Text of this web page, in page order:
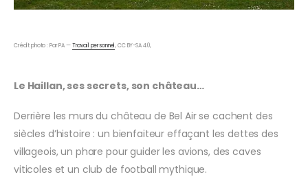
Crédit photo : Par PA —Travail personnel, CC BY-SA 4.0,
Le Haillan, ses secrets, son château…
Derrière les murs du château de Bel Air se cachent des
siècles d’histoire : un bienfaiteur effaçant les dettes des
villageois, un phare pour guider les avions, des caves
viticoles et un club de football mythique.